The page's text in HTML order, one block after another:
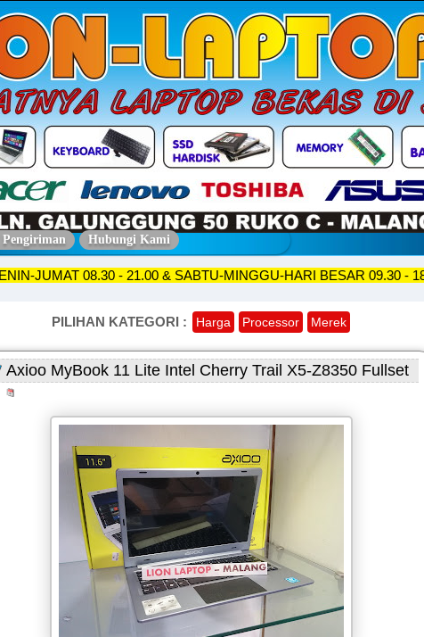
Hubungi Kami
SENIN-JUMAT 08.30 - 21.00 & SABTU-MINGGU-HARI BESAR
PILIHAN KATEGORI : Harga Processor Merek
Axioo MyBook 11 Lite Intel Cherry Trail X5-Z8350 Fullset